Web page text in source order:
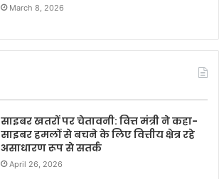
March 8, 2026
साइबर खतरों पर चेतावनी: वित्त मंत्री ने कहा-
साइबर हमलों से बचने के लिए वित्तीय क्षेत्र रहे
असाधारण रूप से सतर्क
April 26, 2026